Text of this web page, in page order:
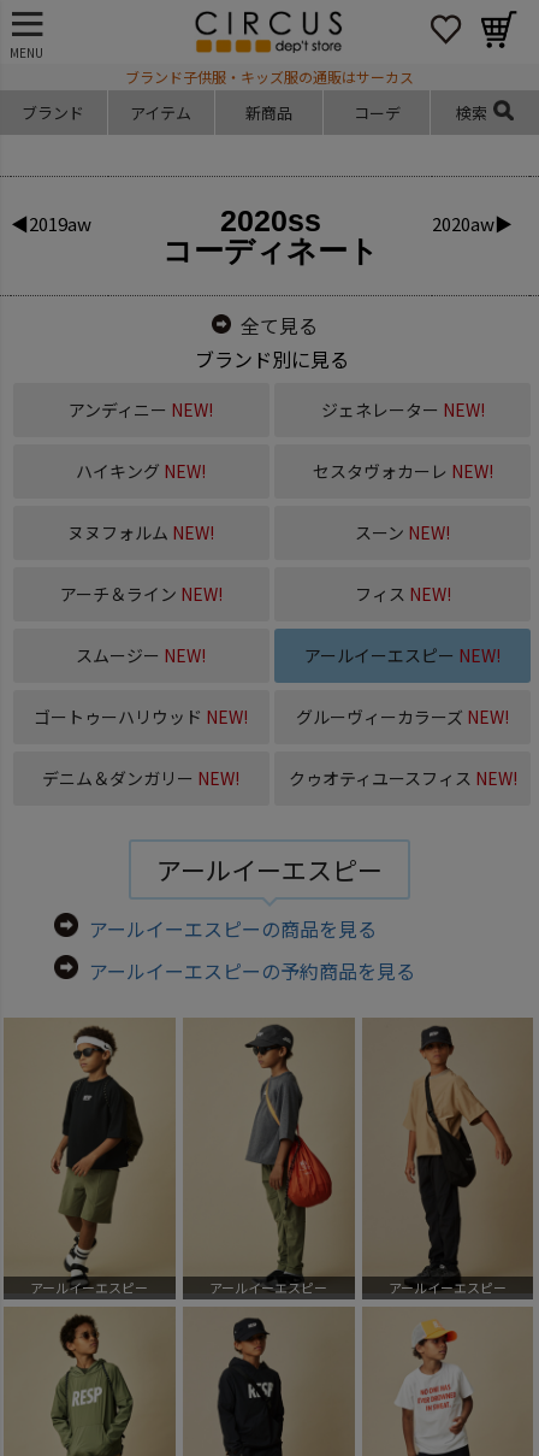
MENU
ブランド子供服・キッズ服の通販はサーカス
ブランド アイテム 新商品 コーデ 検索
◀2019aw
2020ss
コーディネート
2020aw▶
全て見る
ブランド別に見る
アンディニー NEW! ジェネレーター NEW!
ハイキング NEW! セスタヴォカーレ NEW!
ヌヌフォルム NEW! スーン NEW!
アーチ＆ライン NEW! フィス NEW!
スムージー NEW! アールイーエスピー NEW!
ゴートゥーハリウッド NEW! グルーヴィーカラーズ NEW!
デニム＆ダンガリー NEW! クゥオティユースフィス NEW!
アールイーエスピー
アールイーエスピーの商品を見る
アールイーエスピーの予約商品を見る
アールイーエスピー アールイーエスピー アールイーエスピー